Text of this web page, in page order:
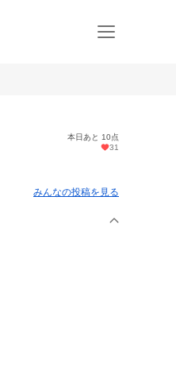
本日あと 10点
31
みんなの投稿を見る